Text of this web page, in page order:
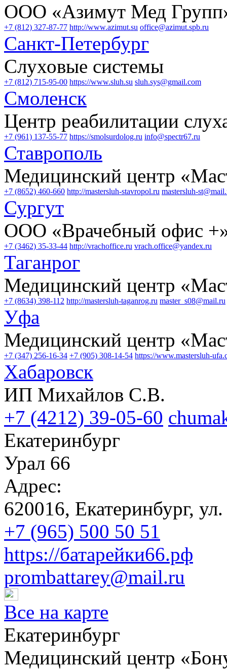
ООО «Азимут Мед
+7 (812) 327-87-77 http://www.azimut.su office@azimut.spb.ru
Санкт-Петербург
Слуховые системы
+7 (812) 715-95-00 https://www.sluh.su sluh.sys@gmail.com
Смоленск
Центр реабилитации
+7 (961) 137-55-77 https://smolsurdolog.ru info@spectr67.ru
Ставрополь
Медицинский центр
+7 (8652) 460-660 http://mastersluh-stavropol.ru mastersluh-
Сургут
ООО «Врачебный офис
+7 (3462) 35-33-44 http://vrachoffice.ru vrach.office@yandex.ru
Таганрог
Медицинский центр
+7 (8634) 398-112 http://mastersluh-taganrog.ru master_s08@mail.ru
Уфа
Медицинский центр
+7 (347) 256-16-34 +7 (905) 308-14-54 https://www.mastersluh-
Хабаровск
ИП Михайлов С.В.
+7 (4212) 39-05-60
Екатеринбург
Урал 66
Адрес:
620016, Екатеринбург,
+7 (965) 500 50 51
https://батарейки66.рф
prombattarey@mail.ru
Все на карте
Екатеринбург
Медицинский центр